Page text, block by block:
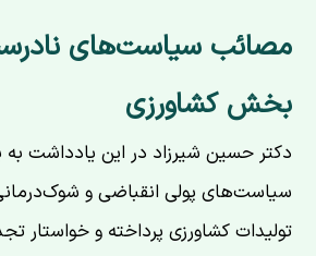
مصائب سیاست‌های
بخش کشاورزی
دکتر حسین شیرزاد در این یادداشت
سیاست‌های پولی انقباضی و
تولیدات کشاورزی پرداخته و خواستار